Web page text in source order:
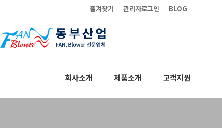
BLOG
관리자로그인
즐겨찾기
회사소개 제품소개 고객지원
별매품